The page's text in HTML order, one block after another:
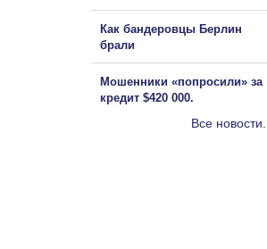
Как бандеровцы Берлин
брали
Мошенники «попросили» за
кредит $420 000.
Все новости...